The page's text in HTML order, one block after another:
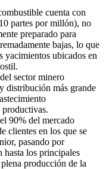
cuenta con
partes por millón), no
preparado para
bajas, lo que
yacimientos ubicados en
sector minero
distribución más grande
90% del mercado
clientes en los que se
pasando por
hasta los principales
producción de la